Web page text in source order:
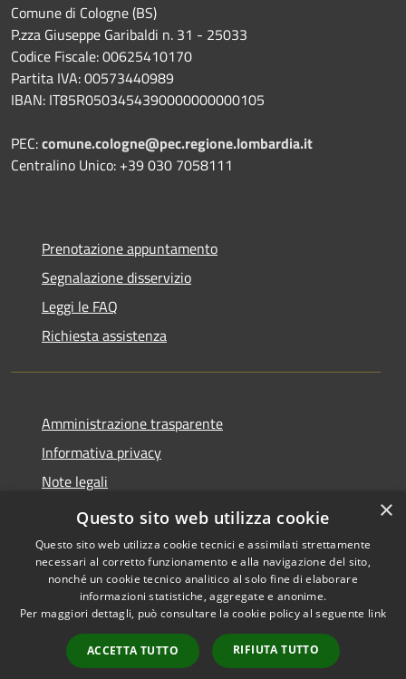
Comune di Cologne (BS)
P.zza Giuseppe Garibaldi n. 31 - 25033
Codice Fiscale: 00625410170
Partita IVA: 00573440989
IBAN: IT85R0503454390000000000105
PEC:comune.cologne@pec.regione.lombardia.it
Centralino Unico: +39 030 7058111
Prenotazione appuntamento
Segnalazione disservizio
Leggi le FAQ
Richiesta assistenza
Amministrazione trasparente
Informativa privacy
Note legali
Dichiarazione di accessibilità
Accessibilità
Copyright © 2026 • Comune di
Cologne • Powered by
Municipium•
Accesso
redazione
×
Questo sito web utilizza cookie
Questo sito web utilizza cookie tecnici e assimilati strettamente
necessari al corretto funzionamento e alla navigazione del sito,
nonché un cookie tecnico analitico al solo fine di elaborare
informazioni statistiche, aggregate e anonime.
Per maggiori dettagli, può consultare la cookie policy al seguente link
ACCETTA TUTTO RIFIUTA TUTTO